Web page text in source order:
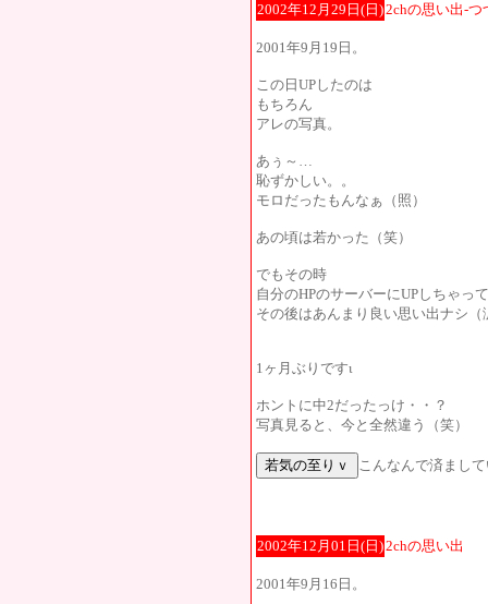
2002年12月29日(日)2chの思い出-つ
2001年9月19日。
この日UPしたのは
もちろん
アレの写真。
あぅ～…
恥ずかしい。。
モロだったもんなぁ（照）
あの頃は若かった（笑）
でもその時
自分のHPのサーバーにUPしちゃって
その後はあんまり良い思い出ナシ（
1ヶ月ぶりですι
ホントに中2だったっけ・・？
写真見ると、今と全然違う（笑）
こんなんで済まし
2002年12月01日(日)2chの思い出
2001年9月16日。